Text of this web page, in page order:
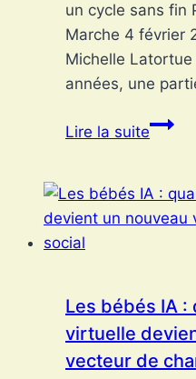
un cycle sans fin
Marche 4 février
Michelle
années, une
Lire la suite
:
quand
un
cycle
sans
fin
Les bébés IA :
virtuelle
vecteur de